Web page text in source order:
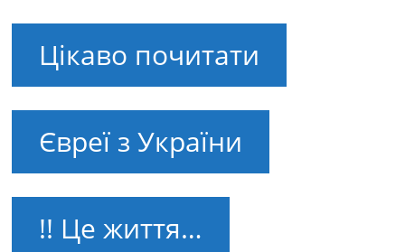
Цікаво почитати
Євреї з України
!! Це життя…